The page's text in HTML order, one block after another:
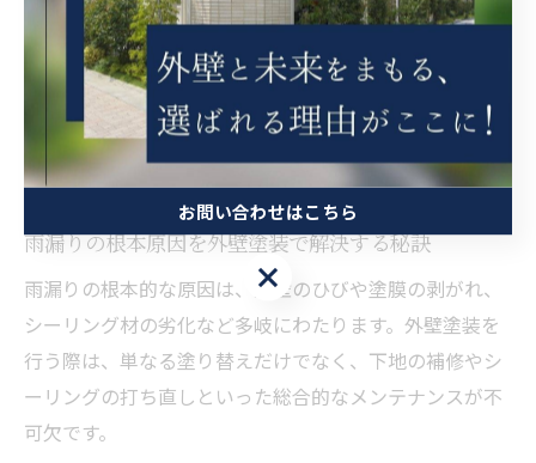
また、住まいの所有者自身での点検に加え、外壁塗装業
者によるプロの目での現地調査を受けることで、見落と
しがちな劣化箇所も発見しやすくなります。外壁塗装と
同時に雨漏りリスクの把握と対策を行うことが、安心し
た住環境を維持する第一歩です。
雨漏りの根本原因を外壁塗装で解決する秘訣
雨漏りの根本的な原因は、外壁のひびや塗膜の剥がれ、
シーリング材の劣化など多岐にわたります。外壁塗装を
行う際は、単なる塗り替えだけでなく、下地の補修やシ
ーリングの打ち直しといった総合的なメンテナンスが不
可欠です。
お問い合わせはこちら
お問い合わせはこちら